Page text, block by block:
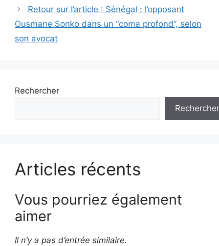
Retour sur l’article : Sénégal : l’opposant
Ousmane Sonko dans un “coma profond”, selon
son avocat
Rechercher
Rechercher
Articles récents
Vous pourriez également
aimer
Il n’y a pas d’entrée similaire.